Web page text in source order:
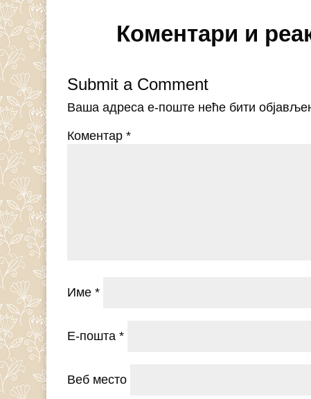
Коментари и
Submit a Comment
Ваша адреса е-поште неће бити
Коментар*
Име*
Е-пошта*
Веб место